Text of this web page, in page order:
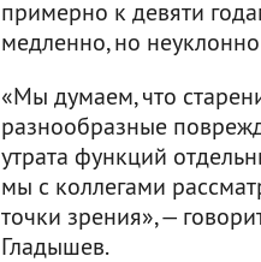
примерно к девяти
медленно, но
«Мы думаем, что
разнообразные
утрата функций
мы с коллегами
точки зрения», —
Гладышев.